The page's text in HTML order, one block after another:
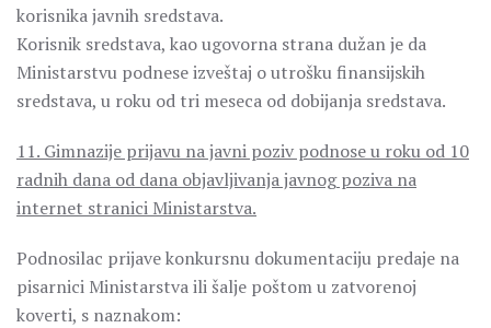
korisnika javnih sredstava.
Korisnik sredstava, kao ugovorna strana dužan je da
Ministarstvu podnese izveštaj o utrošku finansijskih
sredstava, u roku od tri meseca od dobijanja sredstava.
11. Gimnazije prijavu na javni poziv podnose u roku od 10
radnih dana od dana objavljivanja javnog poziva na
internet stranici Ministarstva.
Podnosilac prijave konkursnu dokumentaciju predaje na
pisarnici Ministarstva ili šalje poštom u zatvorenoj
koverti, s naznakom: